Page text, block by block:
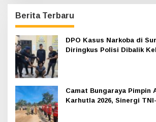
Berita Terbaru
DPO Kasus Narkoba di
Diringkus Polisi Dibalik
Camat Bungaraya Pimpin
Karhutla 2026, Sinergi